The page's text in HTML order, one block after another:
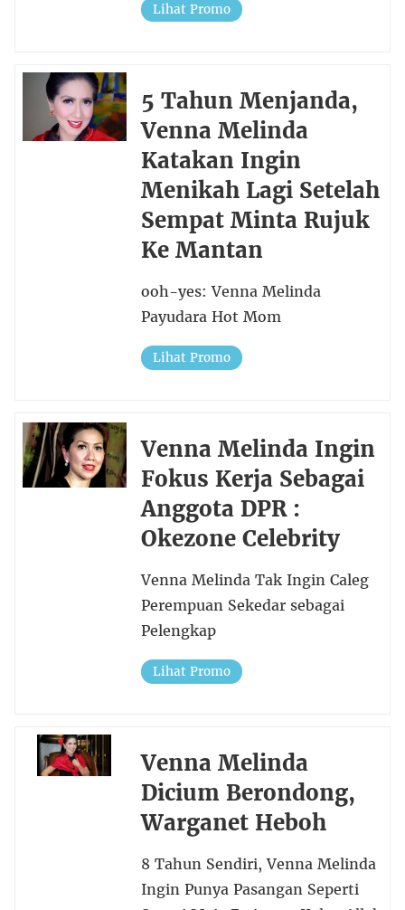
Lihat Promo
5 Tahun Menjanda,
Venna Melinda
Katakan Ingin
Menikah Lagi Setelah
Sempat Minta Rujuk
Ke Mantan
ooh-yes: Venna Melinda
Payudara Hot Mom
Lihat Promo
Venna Melinda Ingin
Fokus Kerja Sebagai
Anggota DPR :
Okezone Celebrity
Venna Melinda Tak Ingin Caleg
Perempuan Sekedar sebagai
Pelengkap
Lihat Promo
Venna Melinda
Dicium Berondong,
Warganet Heboh
8 Tahun Sendiri, Venna Melinda
Ingin Punya Pasangan Seperti